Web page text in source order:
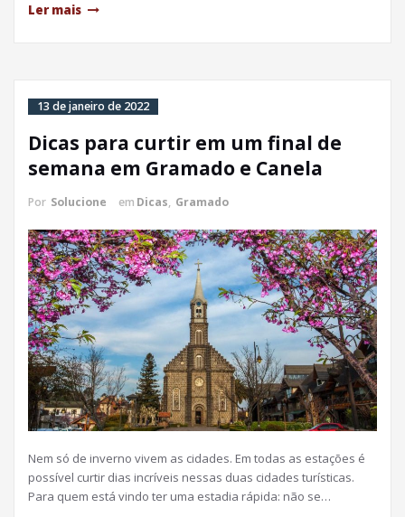
Ler mais
13 de janeiro de 2022
Dicas para curtir em um final de
semana em Gramado e Canela
Por Solucione em Dicas, Gramado
Nem só de inverno vivem as cidades. Em todas as estações é
possível curtir dias incríveis nessas duas cidades turísticas.
Para quem está vindo ter uma estadia rápida: não se…